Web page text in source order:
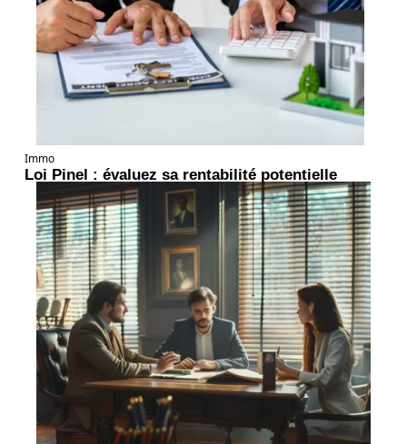
Immo
Loi Pinel : évaluez sa rentabilité potentielle